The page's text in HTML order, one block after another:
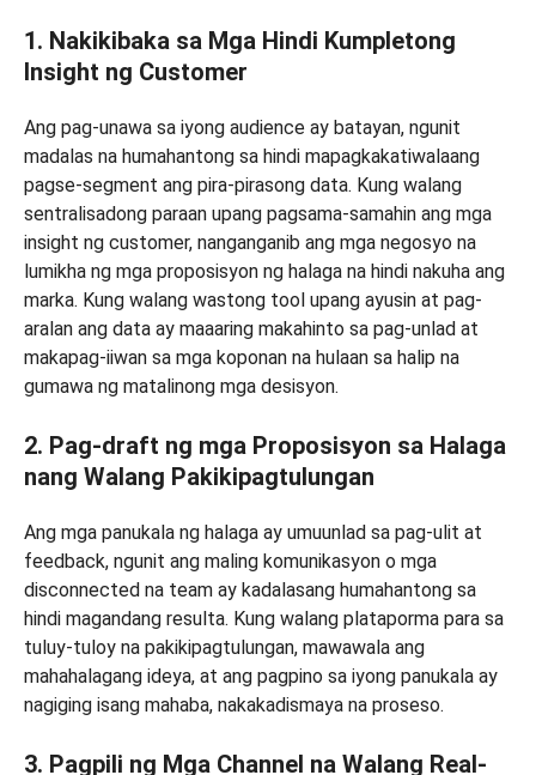
1. Nakikibaka sa Mga Hindi Kumpletong
Insight ng Customer
Ang pag-unawa sa iyong audience ay batayan, ngunit
madalas na humahantong sa hindi mapagkakatiwalaang
pagse-segment ang pira-pirasong data. Kung walang
sentralisadong paraan upang pagsama-samahin ang mga
insight ng customer, nanganganib ang mga negosyo na
lumikha ng mga proposisyon ng halaga na hindi nakuha ang
marka. Kung walang wastong tool upang ayusin at pag-
aralan ang data ay maaaring makahinto sa pag-unlad at
makapag-iiwan sa mga koponan na hulaan sa halip na
gumawa ng matalinong mga desisyon.
2. Pag-draft ng mga Proposisyon sa Halaga
nang Walang Pakikipagtulungan
Ang mga panukala ng halaga ay umuunlad sa pag-ulit at
feedback, ngunit ang maling komunikasyon o mga
disconnected na team ay kadalasang humahantong sa
hindi magandang resulta. Kung walang plataporma para sa
tuluy-tuloy na pakikipagtulungan, mawawala ang
mahahalagang ideya, at ang pagpino sa iyong panukala ay
nagiging isang mahaba, nakakadismaya na proseso.
3. Pagpili ng Mga Channel na Walang Real-